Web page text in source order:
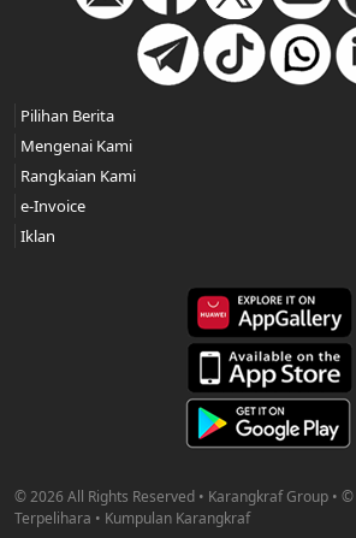
© 2026 All Rights Reserved • Karangkraf Group •
Terpelihara • Kumpulan Karangkraf